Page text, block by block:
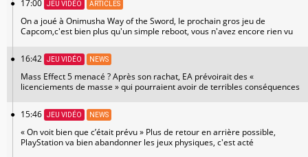
17:00 JEU VIDÉO ARTICLES
On a joué à Onimusha Way of the Sword, le prochain gros jeu de
Capcom,c'est bien plus qu'un simple reboot, vous n'avez encore rien vu
16:42 JEU VIDÉO NEWS
Mass Effect 5 menacé ? Après son rachat, EA prévoirait des «
licenciements de masse » qui pourraient avoir de terribles conséquences
15:46 JEU VIDÉO NEWS
« On voit bien que c’était prévu » Plus de retour en arrière possible,
PlayStation va bien abandonner les jeux physiques, c'est acté